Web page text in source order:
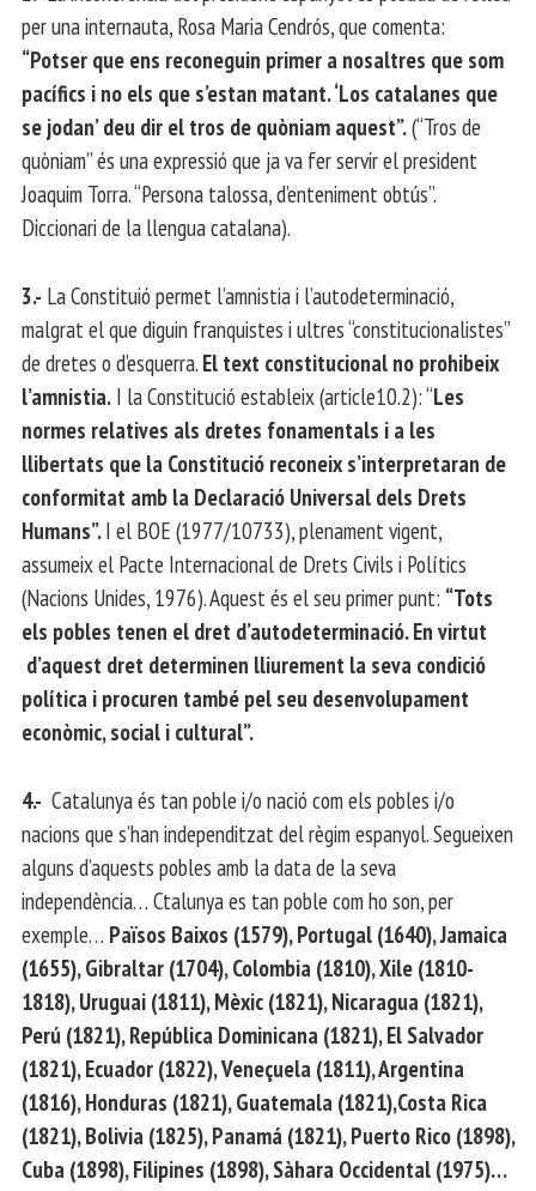
per una internauta, Rosa Maria Cendrós, que comenta:
“Potser que ens reconeguin primer a nosaltres que som
pacífics i no els que s’estan matant. ‘Los catalanes que
se jodan’ deu dir el tros de quòniam aquest”.(“Tros de
quòniam” és una expressió que ja va fer servir el president
Joaquim Torra. “Persona talossa, d’enteniment obtús”.
Diccionari de la llengua catalana).
3.- La Constituió permet l’amnistia i l’autodeterminació,
malgrat el que diguin franquistes i ultres “constitucionalistes”
de dretes o d’esquerra. El text constitucional no prohibeix
l’amnistia. I la Constitució estableix (article10.2): “Les
normes relatives als dretes fonamentals i a les
llibertats que la Constitució reconeix s’interpretaran de
conformitat amb la Declaració Universal dels Drets
Humans”.I el BOE (1977/10733), plenament vigent,
assumeix el Pacte Internacional de Drets Civils i Polítics
(Nacions Unides, 1976). Aquest és el seu primer punt: “Tots
els pobles tenen el dret d’autodeterminació. En virtut
d’aquest dret determinen lliurement la seva condició
política i procuren també pel seu desenvolupament
econòmic, social i cultural”.
4.- Catalunya és tan poble i/o nació com els pobles i/o
nacions que s’han independitzat del règim espanyol. Segueixen
alguns d’aquests pobles amb la data de la seva
independència… Ctalunya es tan poble com ho son, per
exemple… Països Baixos (1579), Portugal (1640), Jamaica
(1655), Gibraltar (1704), Colombia (1810), Xile (1810-
1818), Uruguai (1811), Mèxic (1821), Nicaragua (1821),
Perú (1821), República Dominicana (1821), El Salvador
(1821), Ecuador (1822), Veneçuela (1811), Argentina
(1816), Honduras (1821), Guatemala (1821),Costa Rica
(1821), Bolivia (1825), Panamá (1821), Puerto Rico (1898),
Cuba (1898), Filipines (1898), Sàhara Occidental (1975)…